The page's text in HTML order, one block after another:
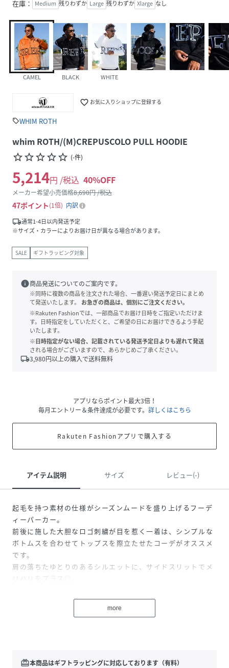
在庫： Medium 残りわずか Large 残りわずか Xlarge なし
CAMEL BLACK WHITE
favorite_border お気に入りショップに登録する
sellWHIM ROTH
whim ROTH/(M)CREPUSCOLO PULL HOODIE
star_borderstar_borderstar_borderstar_borderstar_border (-件)
5,214円 /税込 40%OFF
メーカー希望小売価格8,690円 /税込
47ポイント 1倍
内訳
local_shipping通常1-4日以内発送予定
※サイズ・カラーによりお届け日が異なる場合があります。
SALE ギフトラッピング対象
info商品発送についてのご案内です。
※同時に複数の商品を注文された場合、一番遅い発送予定日にまとめ
て発送いたします。
お急ぎの商品は、個別にご注文ください。
※Rakuten Fashionでは、一部商品でお届け日時をご指定いただけま
す。日時指定をしていただくと、ご希望の日にお届けできるよう手配
いたします。
※日時指定がない場合、記載されている発送予定日よりも遅れて発送
される場合がございますので、あらかじめご了承ください。
local_shipping3,980円以上の購入で送料無料
アプリならポイント最大3倍！
毎月エントリー＆条件達成が必要です。 詳しくはこちら
Rakuten Fashionアプリで購入する
アイテム説明 サイズ レビュー(-)
起毛を持つ素材の仕様がシーズンムードを盛り上げるフーデ
ィーパーカー。
前後に施した大胆なロゴ刺繍が目を惹く一着は、シンプルな
ボトムスを合わせてトップスを際立たせたコーデがオススメ
です。
肩の落ちたゆとりのあるシルエットに、サイドスリットでメ
リハリをプラス◎。
ポリウレタン5%
more
redeem本商品はギフトラッピングに対応しております（有料）